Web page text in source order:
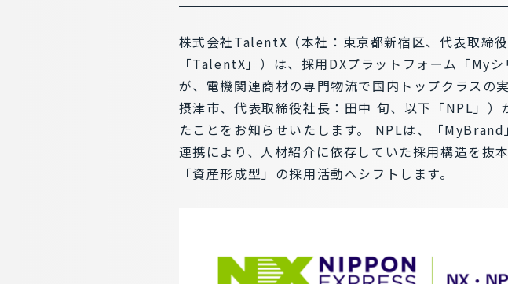
株式会社TalentX（本社：東京都新宿区、代表取締
「TalentX」）は、採用DXプラットフォーム「My
が、電機関連商材の専門物流で国内トップクラスの
摂津市、代表取締役社長：田中 旬、以下「NPL」
たことをお知らせいたします。 NPLは、「
連携により、人材紹介に依存していた採用構造を抜
「資産形成型」の採用活動へシフトします。